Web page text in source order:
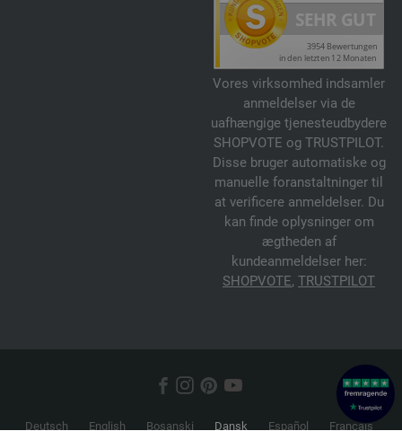
Vores virksomhed indsamler
anmeldelser via de
uafhængige tjenesteudbydere
SHOPVOTE og TRUSTPILOT.
Disse bruger automatiske og
manuelle foranstaltninger til
at verificere anmeldelser. Du
kan finde oplysninger om
ægtheden af
kundeanmeldelser her:
SHOPVOTE, TRUSTPILOT
Deutsch English Bosanski Dansk Español Français